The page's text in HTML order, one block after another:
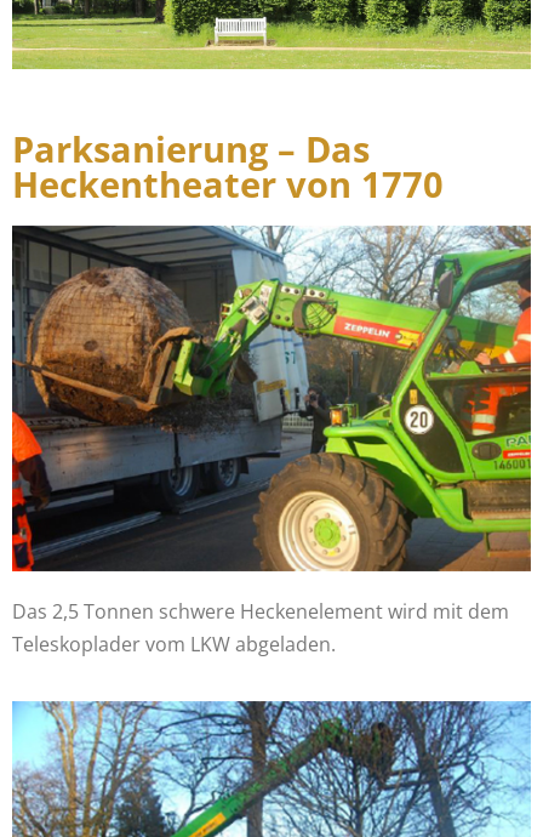
Parksanierung – Das
Heckentheater von 1770
Das 2,5 Tonnen schwere Heckenelement wird mit dem
Teleskoplader vom LKW abgeladen.